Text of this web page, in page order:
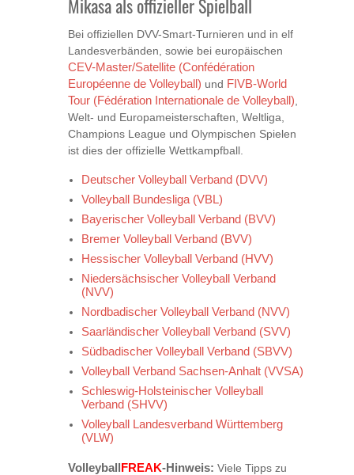
Mikasa als offizieller Spielball
Bei offiziellen DVV-Smart-Turnieren und in elf
Landesverbänden, sowie bei europäischen
CEV-Master/Satellite (Confédération
Européenne de Volleyball) und FIVB-World
Tour (Fédération Internationale de Volleyball),
Welt- und Europameisterschaften, Weltliga,
Champions League und Olympischen Spielen
ist dies der offizielle Wettkampfball.
Deutscher Volleyball Verband (DVV)
Volleyball Bundesliga (VBL)
Bayerischer Volleyball Verband (BVV)
Bremer Volleyball Verband (BVV)
Hessischer Volleyball Verband (HVV)
Niedersächsischer Volleyball Verband
(NVV)
Nordbadischer Volleyball Verband (NVV)
Saarländischer Volleyball Verband (SVV)
Südbadischer Volleyball Verband (SBVV)
Volleyball Verband Sachsen-Anhalt (VVSA)
Schleswig-Holsteinischer Volleyball
Verband (SHVV)
Volleyball Landesverband Württemberg
(VLW)
Volleyball FREAK-Hinweis: Viele Tipps zu